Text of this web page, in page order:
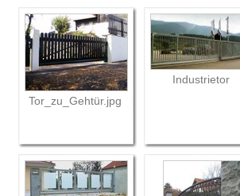
Tor_zu_Gehtür.jpg
Industrietor